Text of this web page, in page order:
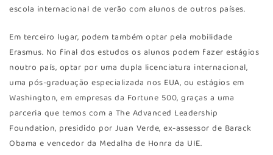
escola internacional de verão com alunos de outros países.
Em terceiro lugar, podem também optar pela mobilidade
Erasmus. No final dos estudos os alunos podem fazer estágios
noutro país, optar por uma dupla licenciatura internacional,
uma pós-graduação especializada nos EUA, ou estágios em
Washington, em empresas da Fortune 500, graças a uma
parceria que temos com a The Advanced Leadership
Foundation, presidido por Juan Verde, ex-assessor de Barack
Obama e vencedor da Medalha de Honra da UIE.